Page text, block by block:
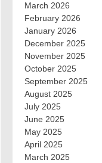
March 2026
February 2026
January 2026
December 2025
November 2025
October 2025
September 2025
August 2025
July 2025
June 2025
May 2025
April 2025
March 2025